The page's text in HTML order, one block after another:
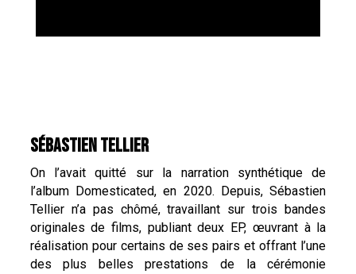
SÉBASTIEN TELLIER
On l’avait quitté sur la narration synthétique de
l’album Domesticated, en 2020. Depuis, Sébastien
Tellier n’a pas chômé, travaillant sur trois bandes
originales de films, publiant deux EP, œuvrant à la
réalisation pour certains de ses pairs et offrant l’une
des plus belles prestations de la cérémonie